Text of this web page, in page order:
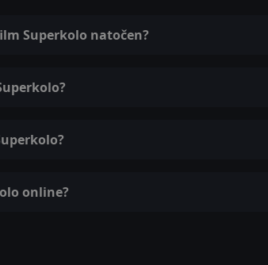
Superkolo natočen?
online?